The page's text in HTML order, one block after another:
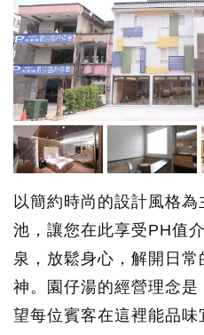
以簡約時尚的設計風格
池，讓您在此享受PH值
泉，放鬆身心，解開日
神。園仔湯的經營理念
望每位賓客在這裡能品